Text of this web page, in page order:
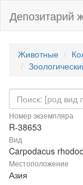
Депозитарий
Животные
Номер экземпляра
R-38653
Вид
Carpodacus
Местоположение
Азия